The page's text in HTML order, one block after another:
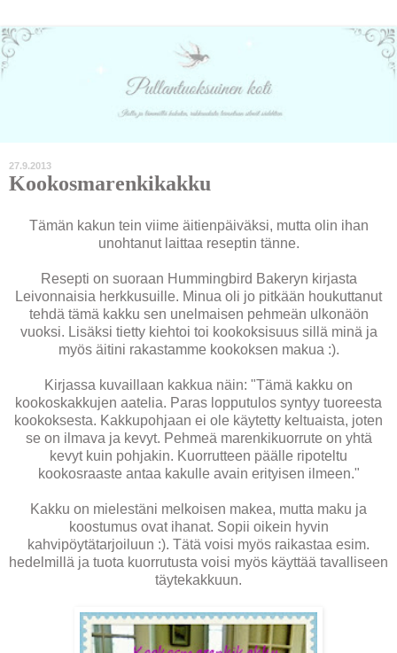
27.9.2013
Kookosmarenkikakku
Tämän kakun tein viime äitienpäiväksi, mutta olin ihan
unohtanut laittaa reseptin tänne.
Resepti on suoraan Hummingbird Bakeryn kirjasta
Leivonnaisia herkkusuille. Minua oli jo pitkään houkuttanut
tehdä tämä kakku sen unelmaisen pehmeän ulkonäön
vuoksi. Lisäksi tietty kiehtoi toi kookoksisuus sillä minä ja
myös äitini rakastamme kookoksen makua :).
Kirjassa kuvaillaan kakkua näin: "Tämä kakku on
kookoskakkujen aatelia. Paras lopputulos syntyy tuoreesta
kookoksesta. Kakkupohjaan ei ole käytetty keltuaista, joten
se on ilmava ja kevyt. Pehmeä marenkikuorrute on yhtä
kevyt kuin pohjakin. Kuorrutteen päälle ripoteltu
kookosraaste antaa kakulle avain erityisen ilmeen."
Kakku on mielestäni melkoisen makea, mutta maku ja
koostumus ovat ihanat. Sopii oikein hyvin
kahvipöytätarjoiluun :). Tätä voisi myös raikastaa esim.
hedelmillä ja tuota kuorrutusta voisi myös käyttää tavalliseen
täytekakkuun.